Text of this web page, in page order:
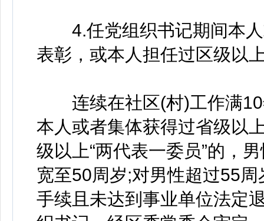
4.任党组织书记期间本人
表彰，或本人担任过区级以
连续在社区(村)工作满10
本人或者集体获得过省级以
级以上“两代表一委员”的，
宽至50周岁;对男性超过55
手续且未达到事业单位法定